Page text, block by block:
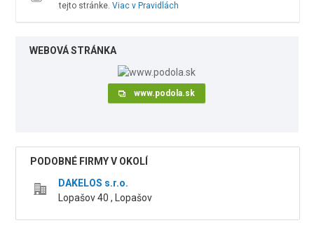
tejto stránke. Viac v Pravidlách
WEBOVÁ STRÁNKA
www.podola.sk
PODOBNÉ FIRMY V OKOLÍ
DAKELOS s.r.o.
Lopašov 40 , Lopašov